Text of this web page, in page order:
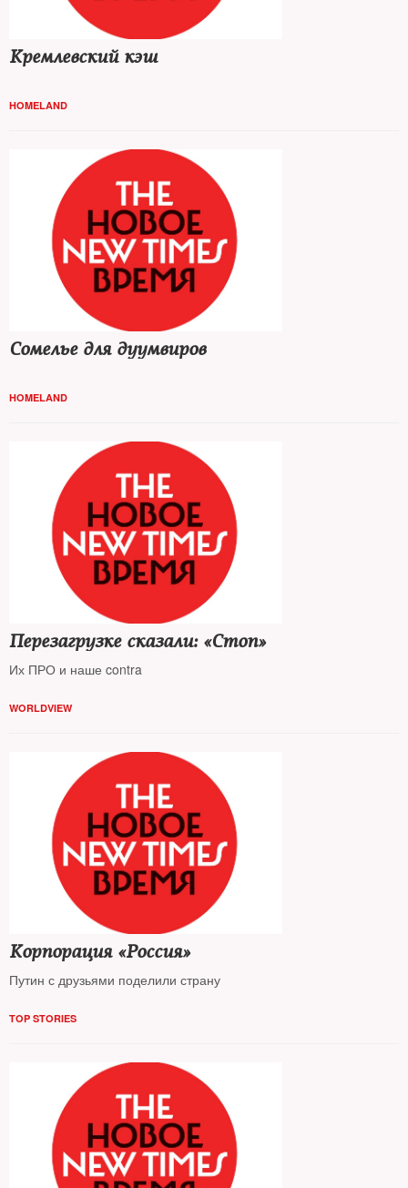
Кремлевский кэш
HOMELAND
Сомелье для дуумвиров
HOMELAND
Перезагрузке сказали: «Стоп»
Их ПРО и наше contra
WORLDVIEW
Корпорация «Россия»
Путин с друзьями поделили страну
TOP STORIES